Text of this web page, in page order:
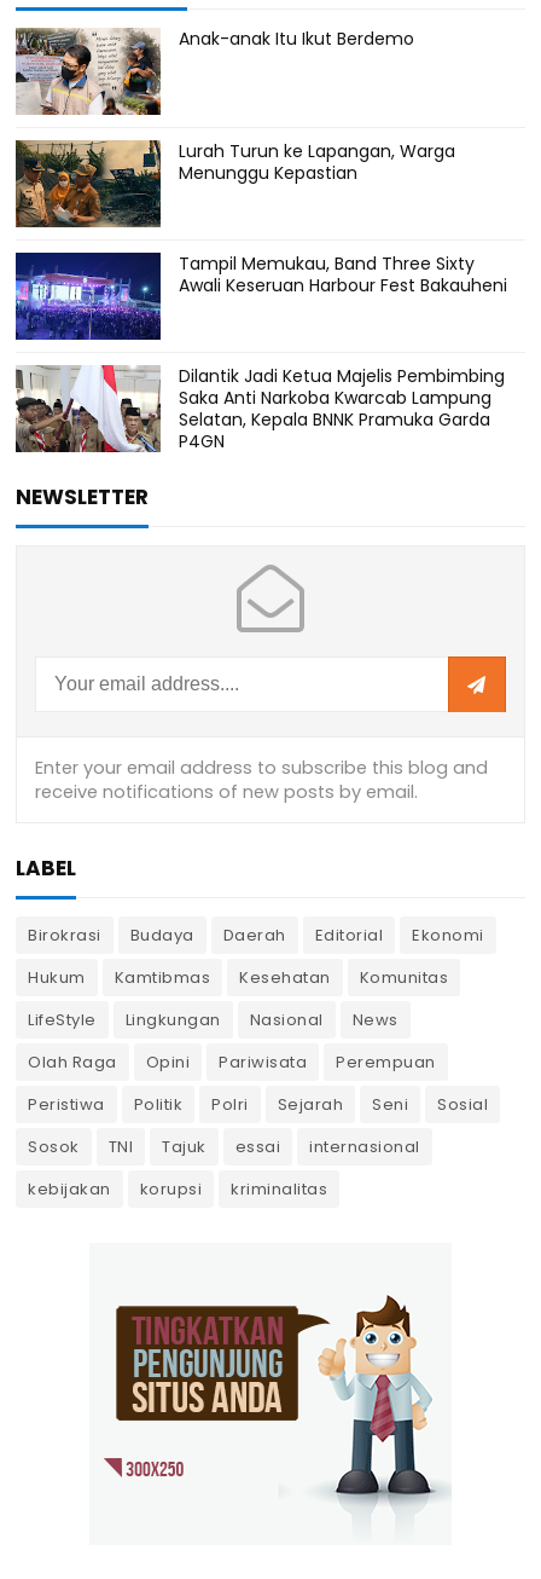
Anak-anak Itu Ikut Berdemo
Lurah Turun ke Lapangan, Warga
Menunggu Kepastian
Tampil Memukau, Band Three Sixty
Awali Keseruan Harbour Fest Bakauheni
Dilantik Jadi Ketua Majelis Pembimbing
Saka Anti Narkoba Kwarcab Lampung
Selatan, Kepala BNNK Pramuka Garda
P4GN
NEWSLETTER
LABEL
Birokrasi Budaya Daerah Editorial
Ekonomi
Hukum
Kamtibmas Kesehatan
Komunitas
LifeStyle
Lingkungan Nasional
News
Olah Raga
Opini Pariwisata
Perempuan
Peristiwa
Politik Polri Sejarah Seni
Sosial
Sosok
TNI Tajuk essai
internasional
kebijakan
korupsi kriminalitas